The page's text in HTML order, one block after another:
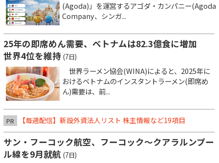
(Agoda)」を運営するアゴダ・カンパニー(Agoda
Company、シンガ...
25年の即席めん需要、ベトナムは82.3億食に増加
世界4位を維持 (7日)
世界ラーメン協会(WINA)によると、2025年に
おけるベトナムのインスタントラーメン(即席め
ん)需要は、前...
PR 【毎週配信】新設外資法人リスト 株主情報など19項目
サン・フーコック航空、フーコック～クアラルンプー
ル線を9月就航 (7日)